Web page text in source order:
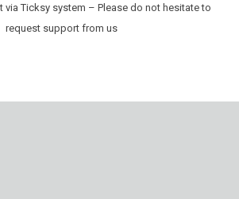
via Ticksy system – Please do not hesitate to
request support from us